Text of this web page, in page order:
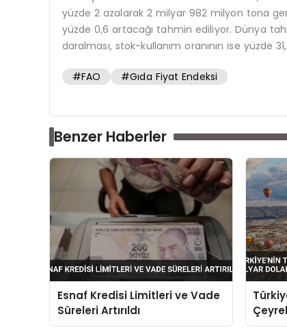
yüzde 2 azalarak 2 milyar 982 milyon tona
yüzde 0,6 artacağı tahmin ediliyor. Dünya
daralması, stok-kullanım oranının ise yüzde
#FAO #Gıda Fiyat Endeksi
Benzer Haberler
Esnaf Kredisi Limitleri ve Vade
Süreleri Artırıldı
Düştü